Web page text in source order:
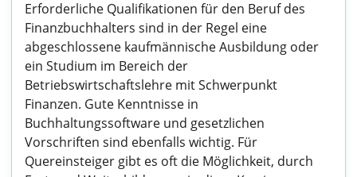
Erforderliche Qualifikationen für den Beruf des
Finanzbuchhalters sind in der Regel eine
abgeschlossene kaufmännische Ausbildung oder
ein Studium im Bereich der
Betriebswirtschaftslehre mit Schwerpunkt
Finanzen. Gute Kenntnisse in
Buchhaltungssoftware und gesetzlichen
Vorschriften sind ebenfalls wichtig. Für
Quereinsteiger gibt es oft die Möglichkeit, durch